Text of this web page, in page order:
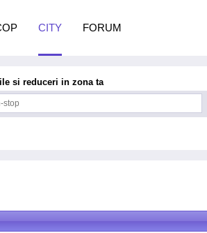
si reduceri in zona ta
CITY FORUM